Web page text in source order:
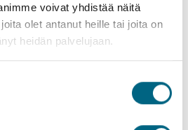
voivat yhdistää näitä
olet antanut heille tai joita on
heidän palvelujaan.